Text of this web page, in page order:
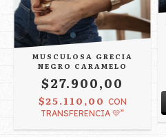
MUSCULOSA GRECIA
NEGRO CARAMELO
$27.900,00
$25.110,00 CON
TRANSFERENCIA 💛”